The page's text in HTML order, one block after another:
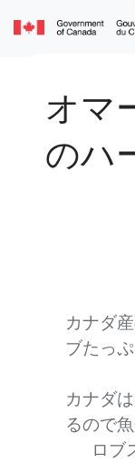
Main
オマ
のハ
カナダ
ブたっ
カナダ
るので
ロブ